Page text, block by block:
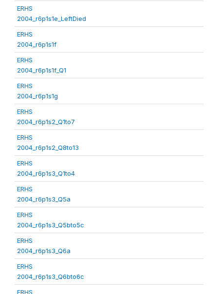
ERHS
2004_r6p1s1e_LeftDied
ERHS
2004_r6p1s1f
ERHS
2004_r6p1s1f_Q1
ERHS
2004_r6p1s1g
ERHS
2004_r6p1s2_Q1to7
ERHS
2004_r6p1s2_Q8to13
ERHS
2004_r6p1s3_Q1to4
ERHS
2004_r6p1s3_Q5a
ERHS
2004_r6p1s3_Q5bto5c
ERHS
2004_r6p1s3_Q6a
ERHS
2004_r6p1s3_Q6bto6c
ERHS